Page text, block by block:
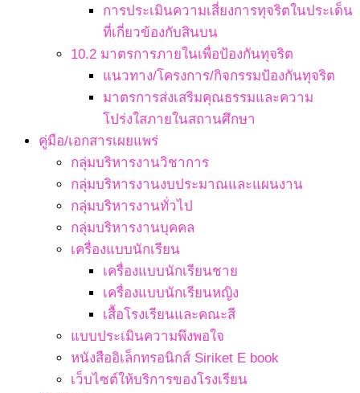
การประเมินความเสี่ยงการทุจริตในประเด็น
ที่เกี่ยวข้องกับสินบน
10.2 มาตรการภายในเพื่อป้องกันทุจริต
แนวทาง/โครงการ/กิจกรรมป้องกันทุจริต
มาตรการส่งเสริมคุณธรรมและความ
โปร่งใสภายในสถานศึกษา
คู่มือ/เอกสารเผยแพร่
กลุ่มบริหารงานวิชาการ
กลุ่มบริหารงานงบประมาณและแผนงาน
กลุ่มบริหารงานทั่วไป
กลุ่มบริหารงานบุคคล
เครื่องแบบนักเรียน
เครื่องแบบนักเรียนชาย
เครื่องแบบนักเรียนหญิง
เสื้อโรงเรียนและคณะสี
แบบประเมินความพึงพอใจ
หนังสืออิเล็กทรอนิกส์ Siriket E book
เว็บไซต์ให้บริการของโรงเรียน